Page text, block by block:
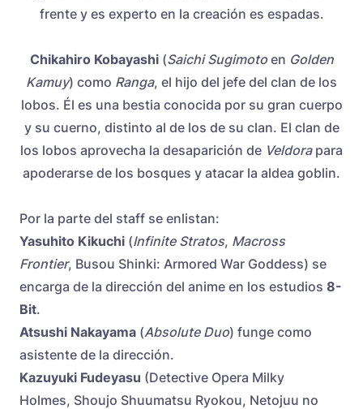
frente y es experto en la creación es espadas.
Chikahiro Kobayashi (Saichi Sugimoto en Golden
Kamuy) como Ranga, el hijo del jefe del clan de los
lobos. Él es una bestia conocida por su gran cuerpo
y su cuerno, distinto al de los de su clan. El clan de
los lobos aprovecha la desaparición de Veldorapara
apoderarse de los bosques y atacar la aldea goblin.
Por la parte del staff se enlistan:
Yasuhito Kikuchi (Infinite Stratos, Macross
Frontier, Busou Shinki: Armored War Goddess) se
encarga de la dirección del anime en los estudios 8-
Bit.
Atsushi Nakayama (Absolute Duo) funge como
asistente de la dirección.
Kazuyuki Fudeyasu (Detective Opera Milky
Holmes, Shoujo Shuumatsu Ryokou, Netojuu no